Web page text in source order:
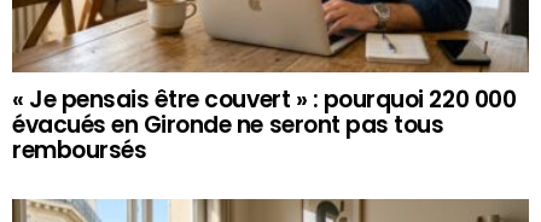
« Je pensais être couvert » : pourquoi 220 000
évacués en Gironde ne seront pas tous
remboursés